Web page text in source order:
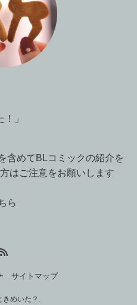
」
含めてBLコミックの紹介を
はご注意をお願いします
ら
サイトマップ
めいた？.